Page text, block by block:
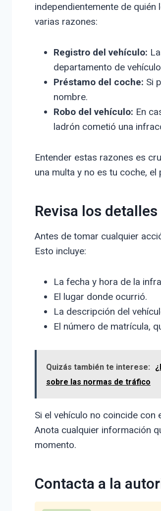
independientemente de
varias razones:
Registro del vehículo:
departamento de
Préstamo del coche: Si
nombre.
Robo del vehículo: En
ladrón cometió una
Entender estas razones es
una multa y no es tu coche,
Revisa los
Antes de tomar cualquier
Esto incluye:
La fecha y hora de la
El lugar donde ocurrió.
La descripción del
El número de matrícula,
Quizás también te interese:
sobre las normas de tráfico
Si el vehículo no coincide
Anota cualquier información
momento.
Contacta a la